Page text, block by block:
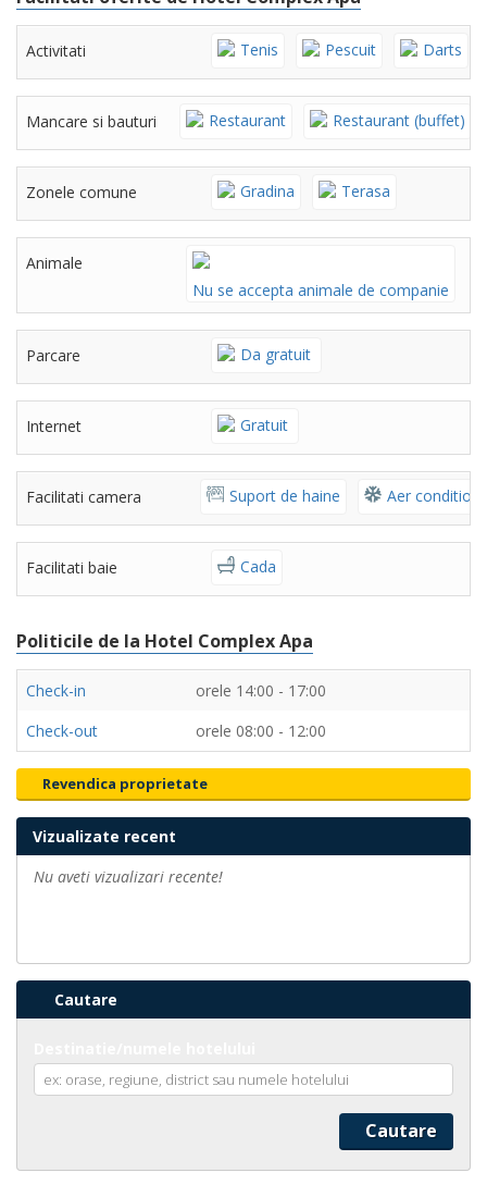
Activitati Tenis Pescuit Darts
Mancare si bauturi Restaurant Restaurant (buffet)
Zonele comune Gradina Terasa
Animale
Nu se accepta animale de companie
Parcare Da gratuit
Internet Gratuit
Facilitati camera Suport de haine Aer
Facilitati baie Cada
Politicile de la Hotel Complex Apa
Check-in
orele 14:00 - 17:00
Check-out
orele 08:00 - 12:00
Revendica proprietate
Vizualizate recent
Nu aveti vizualizari recente!
Cautare